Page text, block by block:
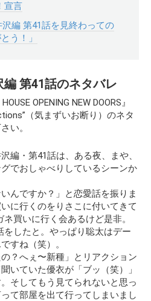
宣言
編 第41話を見終わっての
う！」
第41話のネタバレ
OPENING NEW DOORS』
（気まずいお断り） のネタ
い。
編・第41話は、ある夜、まや、
でおしゃべりしているシーンか
んですか？」と恋愛話を振りま
に行くのをりさこに付いてきて
ネ買いに行く会あるけど是非。
をしたと。やっぱり聡太はデー
すね（笑）。
？へぇ〜新種」とリアクション
いていた優衣が「ブッ（笑）」
そしてもう見てられないと思っ
て部屋を出て行ってしまいまし